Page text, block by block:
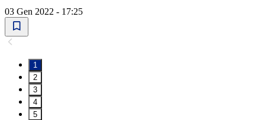
03 Gen 2022 - 17:25
1
2
3
4
5